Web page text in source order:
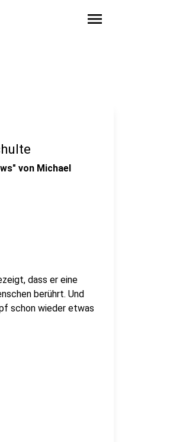
menu
von Michael
dass er eine
berührt. Und
schon wieder etwas